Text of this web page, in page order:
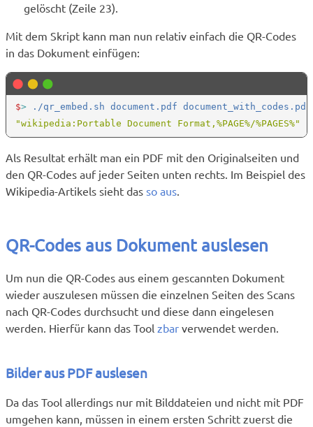
gelöscht (Zeile 23).
Mit dem Skript kann man nun relativ einfach die QR-Codes
in das Dokument einfügen:
$>
Als Resultat erhält man ein PDF mit den Originalseiten und
den QR-Codes auf jeder Seiten unten rechts. Im Beispiel des
Wikipedia-Artikels sieht das so aus.
QR-Codes aus Dokument auslesen
Um nun die QR-Codes aus einem gescannten Dokument
wieder auszulesen müssen die einzelnen Seiten des Scans
nach QR-Codes durchsucht und diese dann eingelesen
werden. Hierfür kann das Tool zbar verwendet werden.
Bilder aus PDF auslesen
Da das Tool allerdings nur mit Bilddateien und nicht mit PDF
umgehen kann, müssen in einem ersten Schritt zuerst die